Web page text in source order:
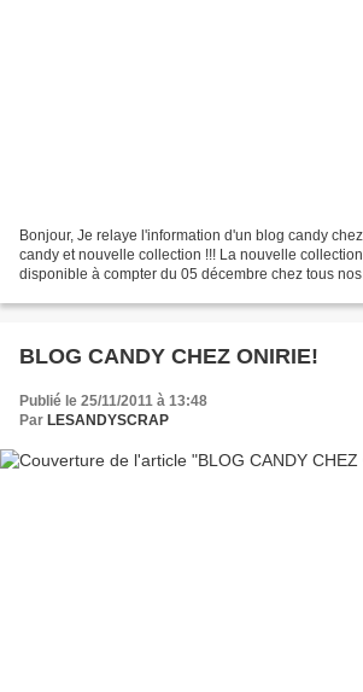
Bonjour, Je relaye l'information d'un blog candy
candy et nouvelle collection !!! La nouvelle
disponible à compter du 05 décembre chez tous
BLOG CANDY CHEZ ONIRIE!
Publié le 25/11/2011 à 13:48
Par LESANDYSCRAP